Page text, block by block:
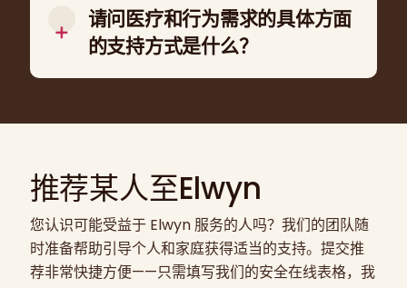
核心。.请问医疗和行为需求的具体方面
的支持方式是什么？
推荐某人至Elwyn
您认识可能受益于 Elwyn 服务的人吗？我们的团队随
时准备帮助引导个人和家庭获得适当的支持。提交推
荐非常快捷方便——只需填写我们的安全在线表格，我